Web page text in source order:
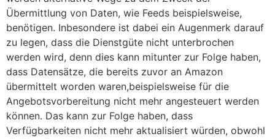
Übermittlung von Daten, wie Feeds beispielsweise,
benötigen. Inbesondere ist dabei ein Augenmerk darauf
zu legen, dass die Dienstgüte nicht unterbrochen
werden wird, denn dies kann mitunter zur Folge haben,
dass Datensätze, die bereits zuvor an Amazon
übermittelt worden waren,beispielsweise für die
Angebotsvorbereitung nicht mehr angesteuert werden
können. Das kann zur Folge haben, dass
Verfügbarkeiten nicht mehr aktualisiert würden, obwohl